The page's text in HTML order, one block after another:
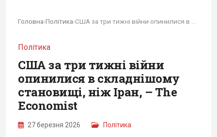
Головна›Політика›
Політика
США за три тижні війни
опинилися в складнішому
становищі, ніж Іран, – The
Economist
27 березня 2026 Політика